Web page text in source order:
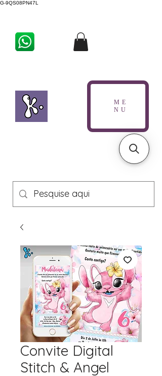
G-9QS08PN47L
ME
NU
Convite Digital
Stitch & Angel